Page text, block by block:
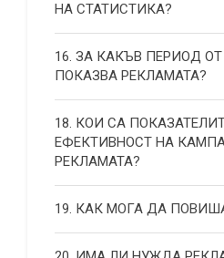
НА СТАТИСТИКА?
16. ЗА КАКЪВ ПЕРИОД
ПОКАЗВА РЕКЛАМАТА?
18. КОИ СА
ЕФЕКТИВНОСТ НА
РЕКЛАМАТА?
19. КАК МОГА ДА